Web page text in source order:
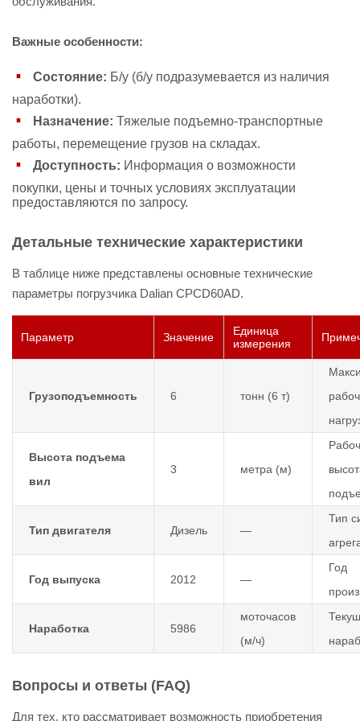
Важные особенности:
Состояние: Б/у (б/у подразумевается из наличия
наработки).
Назначение: Тяжелые подъемно-транспортные
работы, перемещение грузов на складах.
Доступность: Информация о возможности
покупки, цены и точных условиях эксплуатации
предоставляются по запросу.
Детальные технические характеристики
В таблице ниже представлены основные технические
параметры погрузчика Dalian CPCD60AD.
Параметр Значение
Единица
измерения
Грузоподъемность 6 тонн (6 т)
Высота подъема
вил
3 метра (м)
Тип двигателя Дизель —
Тип
Год выпуска 2012 —
Год
Наработка 5986
моточасов
(м/ч)
Вопросы и ответы (FAQ)
Для тех, кто рассматривает возможность приобретения